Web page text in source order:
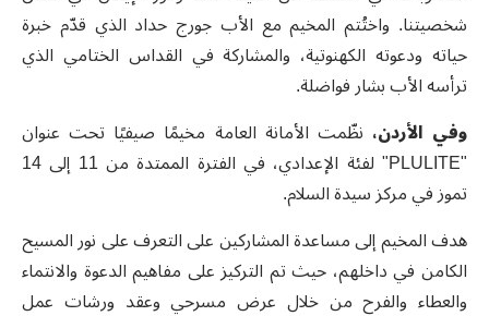
شخصيتنا. واختُتم المخيم مع الأب جورج حداد الذي قدّم خبرة
حياته ودعوته الكهنوتية، والمشاركة في القداس الختامي الذي
ترأسه الأب بشار فواضلة.
وفي الأردن، نظّمت الأمانة العامة مخيمًا صيفيًا تحت عنوان
"PLULITE"
لفئة الإعدادي، في الفترة الممتدة من 11 إلى 14
تموز في مركز سيدة السلام.
هدف المخيم إلى مساعدة المشاركين على التعرف على نور المسيح
الكامن في داخلهم، حيث تم التركيز على مفاهيم الدعوة والانتماء
والعطاء والفرح من خلال عرض مسرحي وعقد ورشات عمل